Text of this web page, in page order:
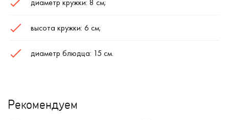
диаметр кружки: 8 см;
высота кружки: 6 см;
диаметр блюдца: 15 см.
Рекомендуем